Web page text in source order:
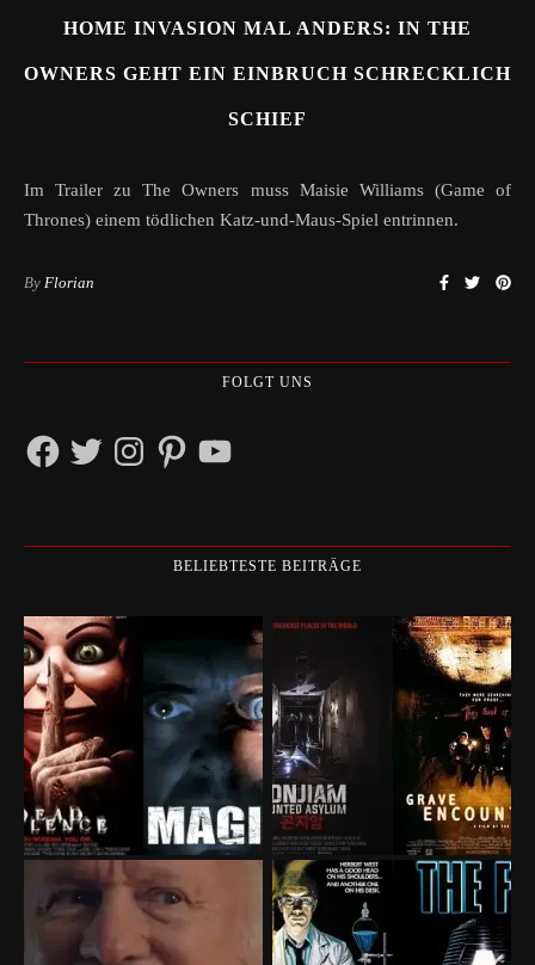
HOME INVASION MAL ANDERS: IN THE
OWNERS GEHT EIN EINBRUCH SCHRECKLICH
SCHIEF
Im Trailer zu The Owners muss Maisie Williams (Game of
Thrones) einem tödlichen Katz-und-Maus-Spiel entrinnen.
By Florian
FOLGT UNS
FacebookTwitterInstagramPinterestYouTube
BELIEBTESTE BEITRÄGE